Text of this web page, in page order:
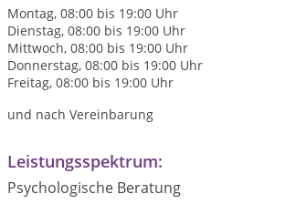
Montag, 08:00 bis 19:00 Uhr
Dienstag, 08:00 bis 19:00 Uhr
Mittwoch, 08:00 bis 19:00 Uhr
Donnerstag, 08:00 bis 19:00 Uhr
Freitag, 08:00 bis 19:00 Uhr
und nach Vereinbarung
Leistungsspektrum:
Psychologische Beratung